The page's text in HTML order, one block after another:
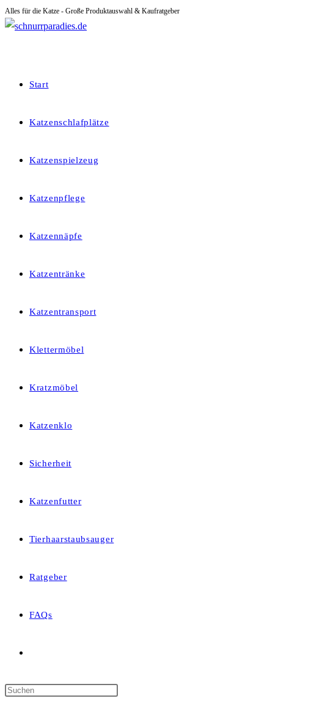
Zum
Inhalt
Alles für die Katze - Große Produktauswahl & Kaufratgeber
Start
Katzenschlafplätze
Katzenspielzeug
Katzenpflege
Katzennäpfe
Katzentränke
Katzentransport
Klettermöbel
Kratzmöbel
Katzenklo
Sicherheit
Katzenfutter
Tierhaarstaubsauger
Ratgeber
FAQs
Suche